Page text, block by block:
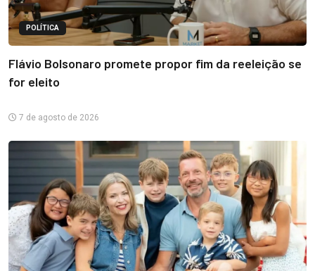
POLÍTICA
Flávio Bolsonaro promete propor fim da reeleição se
for eleito
7 de agosto de 2026